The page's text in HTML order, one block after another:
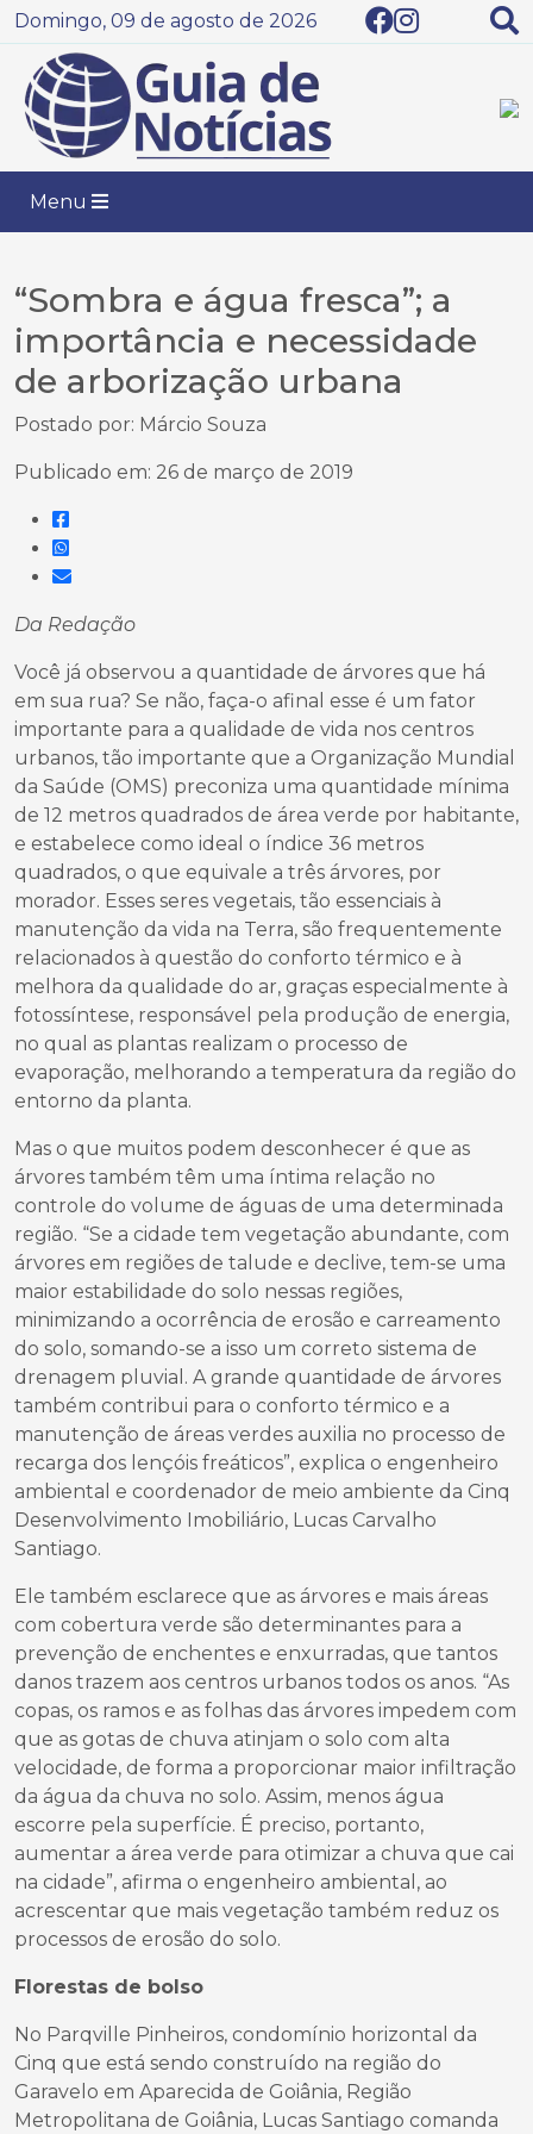
Domingo, 09 de agosto de 2026
Menu
“Sombra e água fresca”; a
importância e necessidade
de arborização urbana
Postado por: Márcio Souza
Publicado em: 26 de março de 2019
Da Redação
Você já observou a quantidade de árvores que há
em sua rua? Se não, faça-o afinal esse é um fator
importante para a qualidade de vida nos centros
urbanos, tão importante que a Organização Mundial
da Saúde (OMS) preconiza uma quantidade mínima
de 12 metros quadrados de área verde por habitante,
e estabelece como ideal o índice 36 metros
quadrados, o que equivale a três árvores, por
morador. Esses seres vegetais, tão essenciais à
manutenção da vida na Terra, são frequentemente
relacionados à questão do conforto térmico e à
melhora da qualidade do ar, graças especialmente à
fotossíntese, responsável pela produção de energia,
no qual as plantas realizam o processo de
evaporação, melhorando a temperatura da região do
entorno da planta.
Mas o que muitos podem desconhecer é que as
árvores também têm uma íntima relação no
controle do volume de águas de uma determinada
região. “Se a cidade tem vegetação abundante, com
árvores em regiões de talude e declive, tem-se uma
maior estabilidade do solo nessas regiões,
minimizando a ocorrência de erosão e carreamento
do solo, somando-se a isso um correto sistema de
drenagem pluvial. A grande quantidade de árvores
também contribui para o conforto térmico e a
manutenção de áreas verdes auxilia no processo de
recarga dos lençóis freáticos”, explica o engenheiro
ambiental e coordenador de meio ambiente da Cinq
Desenvolvimento Imobiliário, Lucas Carvalho
Santiago.
Ele também esclarece que as árvores e mais áreas
com cobertura verde são determinantes para a
prevenção de enchentes e enxurradas, que tantos
danos trazem aos centros urbanos todos os anos. “As
copas, os ramos e as folhas das árvores impedem com
que as gotas de chuva atinjam o solo com alta
velocidade, de forma a proporcionar maior infiltração
da água da chuva no solo. Assim, menos água
escorre pela superfície. É preciso, portanto,
aumentar a área verde para otimizar a chuva que cai
na cidade”, afirma o engenheiro ambiental, ao
acrescentar que mais vegetação também reduz os
processos de erosão do solo.
Florestas de bolso
No Parqville Pinheiros, condomínio horizontal da
Cinq que está sendo construído na região do
Garavelo em Aparecida de Goiânia, Região
Metropolitana de Goiânia, Lucas Santiago comanda